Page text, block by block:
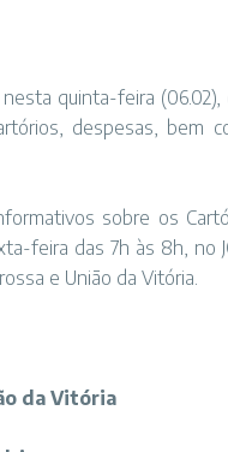
quinta-feira (06.02),
despesas, bem
sobre os
feira das 7h às 8h, no
e União da Vitória.
da Vitória